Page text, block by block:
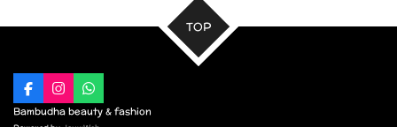
TOP
F
a
c
I
n
s
W
h
a
Bambudha beauty & fashion